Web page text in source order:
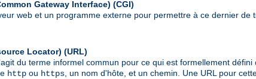
Gateway Interface) (CGI)
web et un programme externe pour permettre à ce dernier de
Locator) (URL)
du terme informel commun pour ce qui est formellement défini
http ou https , un nom d'hôte, et un chemin. Une URL pour